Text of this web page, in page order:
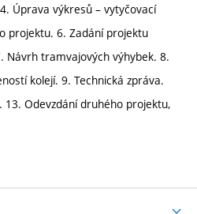
Úprava výkresů – vytyčovací
projektu. 6. Zadání projektu
Návrh tramvajových výhybek. 8.
kolejí. 9. Technická zpráva.
13. Odevzdání druhého projektu,